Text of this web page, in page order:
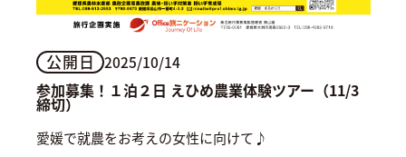
公開日 2025/10/14
参加募集！１泊２日 えひめ農業体験ツアー（11/3
締切）
愛媛で就農をお考えの女性に向けて♪